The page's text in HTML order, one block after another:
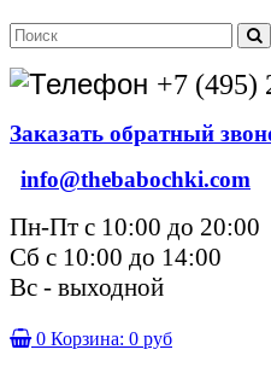
+7 (495)
Заказать обратный
info@thebabochki.com
Пн-Пт с 10:00 до 20:00
Сб с 10:00 до 14:00
Вс - выходной
0 Корзина: 0 руб